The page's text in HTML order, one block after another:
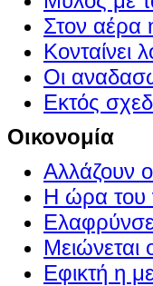
Στον αέρα
Οι
Εκτός
Οικονομία
Αλλάζουν
Η ώρα του
Εφικτή η